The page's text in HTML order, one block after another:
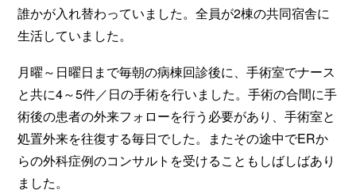
誰かが入れ替わっていました。全員が2棟の共同宿舎に
生活していました。
月曜～日曜日まで毎朝の病棟回診後に、手術室でナース
と共に4～5件／日の手術を行いました。手術の合間に手
術後の患者の外来フォローを行う必要があり、手術室と
処置外来を往復する毎日でした。またその途中でERか
らの外科症例のコンサルトを受けることもしばしばあり
ました。